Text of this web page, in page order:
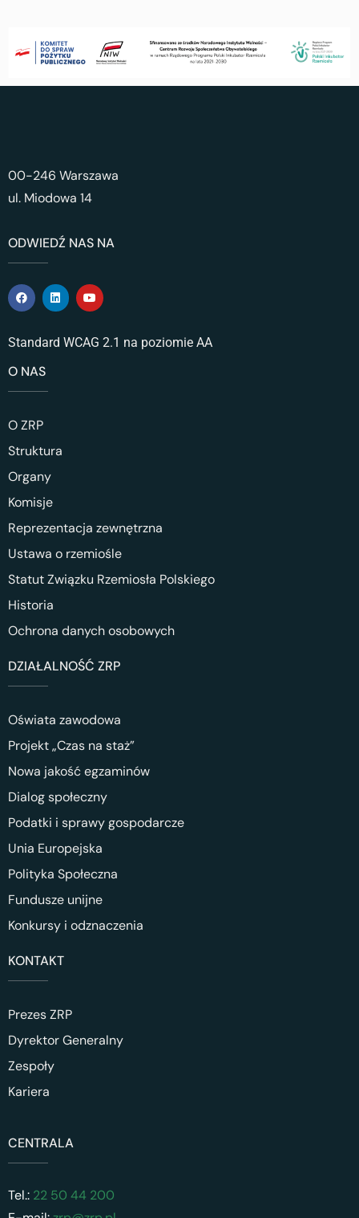
00-246 Warszawa
ul. Miodowa 14
ODWIEDŹ NAS NA
Standard WCAG 2.1 na poziomie AA
O NAS
O ZRP
Struktura
Organy
Komisje
Reprezentacja zewnętrzna
Ustawa o rzemiośle
Statut Związku Rzemiosła Polskiego
Historia
Ochrona danych osobowych
DZIAŁALNOŚĆ ZRP
Oświata zawodowa
Projekt „Czas na staż”
Nowa jakość egzaminów
Dialog społeczny
Podatki i sprawy gospodarcze
Unia Europejska
Polityka Społeczna
Fundusze unijne
Konkursy i odznaczenia
KONTAKT
Prezes ZRP
Dyrektor Generalny
Zespoły
Kariera
CENTRALA
Tel.: 22 50 44 200